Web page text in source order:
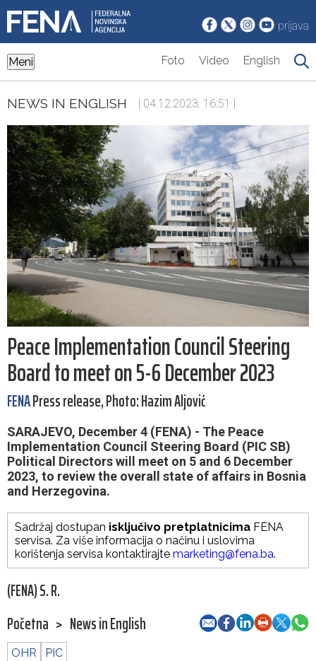
prijava
Meni Foto Video English
NEWS IN ENGLISH | 04.12.2023. 16:51 |
Peace Implementation Council Steering
Board to meet on 5-6 December 2023
FENAPress release, Photo: Hazim Aljović
SARAJEVO, December 4 (FENA) - The Peace
Implementation Council Steering Board (PIC SB)
Political Directors will meet on 5 and 6 December
2023, to review the overall state of affairs in Bosnia
and Herzegovina.
Sadržaj dostupan isključivo pretplatnicima FENA
servisa. Za više informacija o načinu i uslovima
korištenja servisa kontaktirajte marketing@fena.ba.
(FENA) S. R.
Početna > News in English
OHR PIC